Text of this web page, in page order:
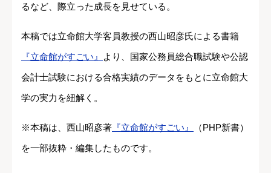
るなど、際立った成長を見せている。
本稿では立命館大学客員教授の西山昭彦氏による書籍
『立命館がすごい』
より、国家公務員総合職試験や公認
会計士試験における合格実績のデータをもとに立命館大
学の実力を紐解く。
※本稿は、西山昭彦著 『立命館がすごい』
（PHP新書）
を一部抜粋・編集したものです。